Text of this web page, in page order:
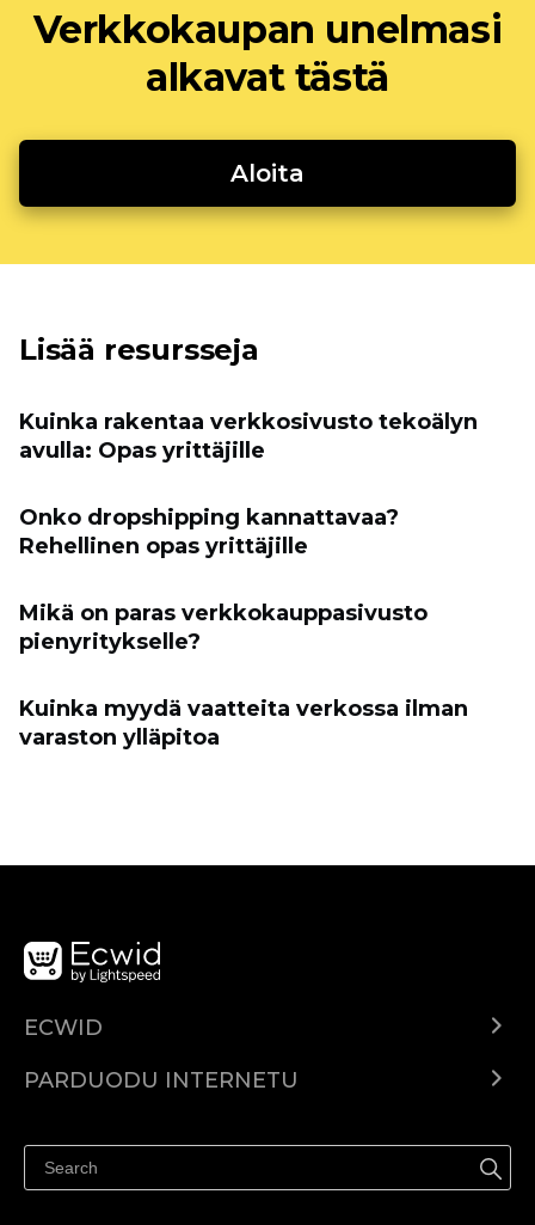
Verkkokaupan unelmasi
alkavat tästä
Aloita
Lisää resursseja
Kuinka rakentaa verkkosivusto tekoälyn
avulla: Opas yrittäjille
Onko dropshipping kannattavaa?
Rehellinen opas yrittäjille
Mikä on paras verkkokauppasivusto
pienyritykselle?
Kuinka myydä vaatteita verkossa ilman
varaston ylläpitoa
ECWID
Kainodara
PARDUODU INTERNETU
Parduodu Facebook
Parduodu Instagram